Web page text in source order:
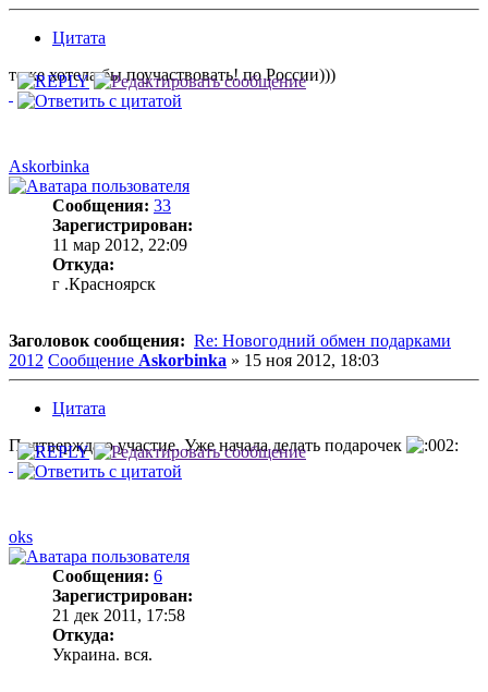
Цитата
тоже хотела бы поучаствовать! по России)))
Askorbinka
Сообщения: 33
Зарегистрирован:
11 мар 2012, 22:09
Откуда:
г .Красноярск
Заголовок сообщения: Re: Новогодний обмен подарками
2012 Сообщение Askorbinka » 15 ноя 2012, 18:03
Цитата
Подтверждаю участие. Уже начала делать подарочек
oks
Сообщения: 6
Зарегистрирован:
21 дек 2011, 17:58
Откуда:
Украина. вся.